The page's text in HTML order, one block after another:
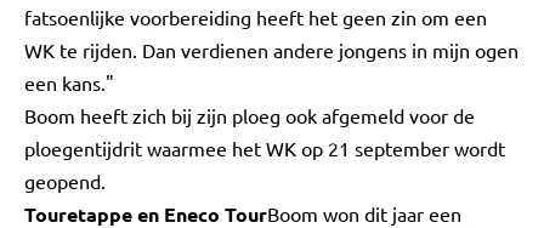
fatsoenlijke voorbereiding heeft het geen zin om een
WK te rijden. Dan verdienen andere jongens in mijn ogen
een kans."
Boom heeft zich bij zijn ploeg ook afgemeld voor de
ploegentijdrit waarmee het WK op 21 september wordt
geopend.
Touretappe en Eneco TourBoom won dit jaar een